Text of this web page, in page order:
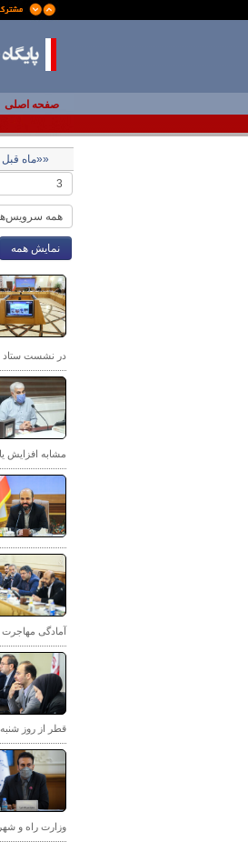
صفحه اصلی
««ماه قبل
نمایش همه
در نشست ستاد
مشابه افزایش
آمادگی مهاجرت
قطر از روز
وزارت راه و شهرسازی تا ۱۴